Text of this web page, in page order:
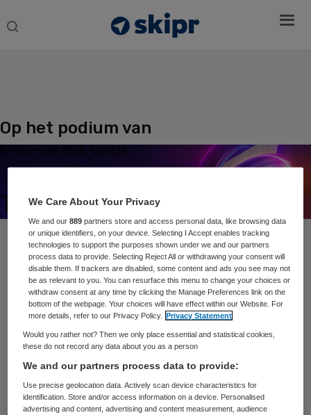
Search
Home›Sprekers
Prof. dr. ir. Jan Rotmans
Internationale autoriteit op het gebied van
transities en duurzaamheid, grondlegger
Prof. dr. ir. Jan Rotmans is een maatschappelijk
gedreven en bevlogen wetenschapper, met ruim 300
Op het podium van
6 novemver 2026, Utrecht
Topsprekers over transitie
We Care About Your Privacy
We and our889 partners store and access personal data, like browsing data
or unique identifiers, on your device. Selecting I Accept enables tracking
technologies to support the purposes shown under we and our partners
process data to provide. Selecting Reject All or withdrawing your consent will
disable them. If trackers are disabled, some content and ads you see may not
be as relevant to you. You can resurface this menu to change your choices or
withdraw consent at any time by clicking the Manage Preferences link on the
bottom of the webpage. Your choices will have effect within our Website. For
more details, refer to our Privacy Policy.
Privacy Statement
Would you rather not? Then we only place essential and statistical cookies,
these do not record any data about you as a person
We and our partners process data to provide:
Use precise geolocation data. Actively scan device characteristics for
identification. Store and/or access information on a device. Personalised
advertising and content, advertising and content measurement, audience